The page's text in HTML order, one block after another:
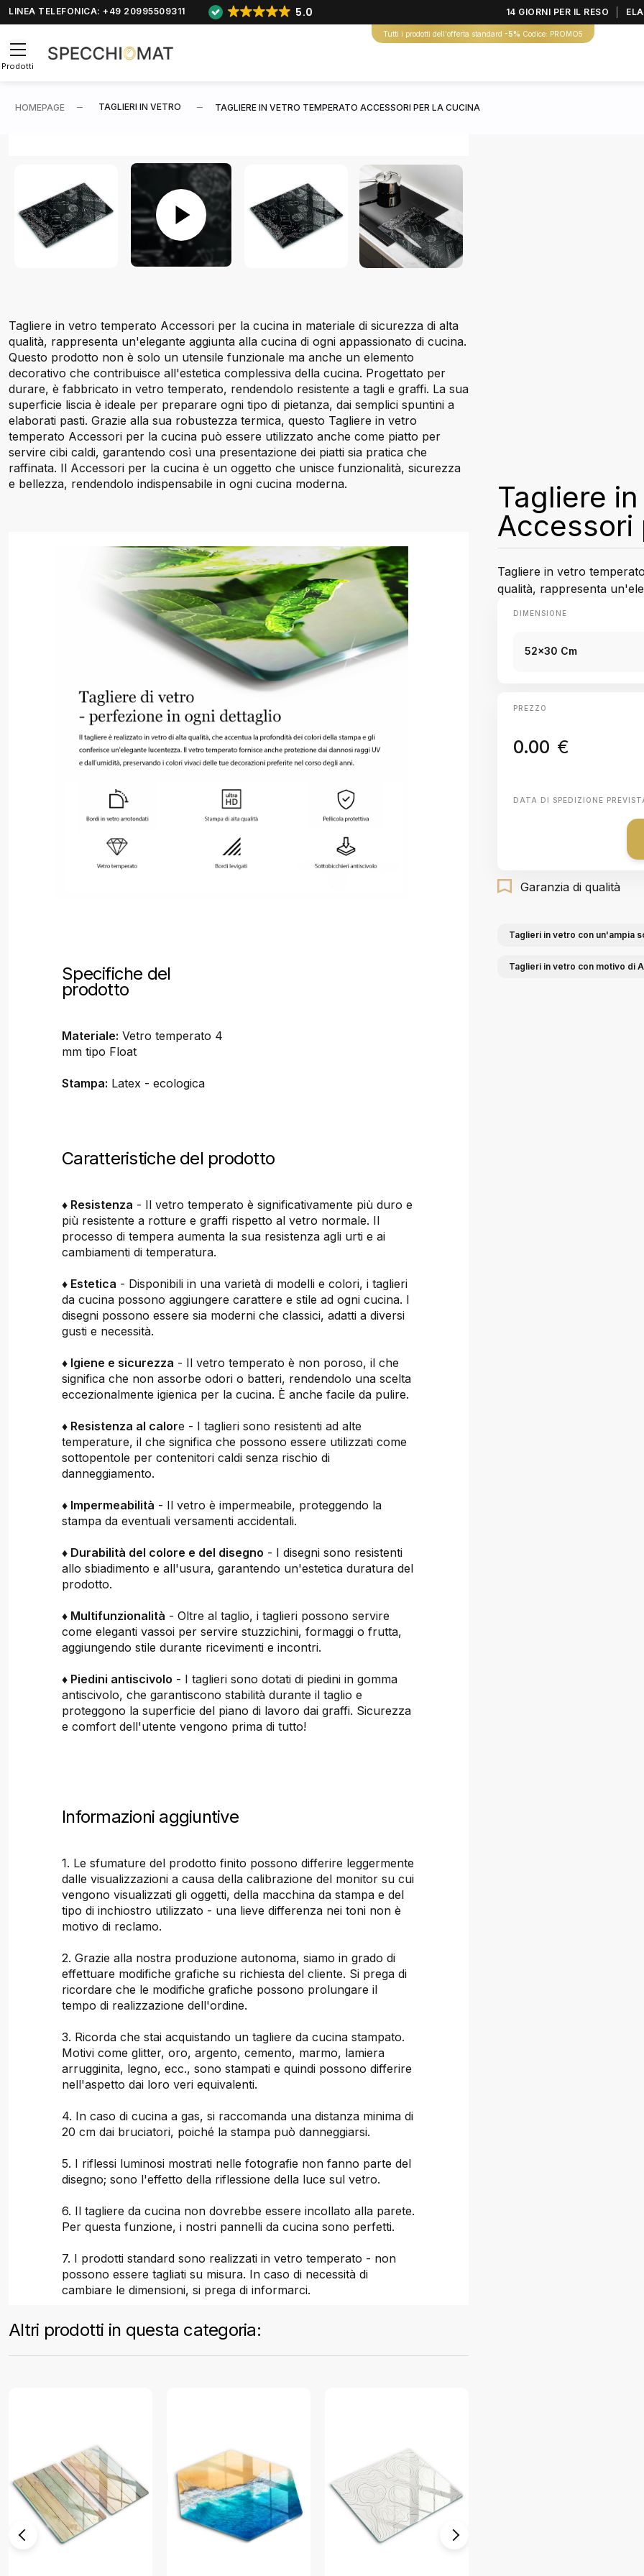
LINEA TELEFONICA: +49 20995509311 5.0 14 GIORNI PER IL RESO
Tutti i prodotti dell'offerta standard -5% Codice: PROMO5
Prodotti
HOMEPAGE TAGLIERI IN VETRO TAGLIERE IN VETRO TEMPERATO ACCESSORI PER LA CUCINA
Tagliere in vetro temperato Accessori per la cucina in materiale di sicurezza di alta
qualità, rappresenta un'elegante aggiunta alla cucina di ogni appassionato di cucina.
Questo prodotto non è solo un utensile funzionale ma anche un elemento
decorativo che contribuisce all'estetica complessiva della cucina. Progettato per
durare, è fabbricato in vetro temperato, rendendolo resistente a tagli e graffi. La sua
superficie liscia è ideale per preparare ogni tipo di pietanza, dai semplici spuntini a
elaborati pasti. Grazie alla sua robustezza termica, questo Tagliere in vetro
temperato Accessori per la cucina può essere utilizzato anche come piatto per
servire cibi caldi, garantendo così una presentazione dei piatti sia pratica che
raffinata. Il Accessori per la cucina è un oggetto che unisce funzionalità, sicurezza
e bellezza, rendendolo indispensabile in ogni cucina moderna.
Specifiche del
prodotto
Materiale: Vetro temperato 4
mm tipo Float
Stampa: Latex - ecologica
Caratteristiche del prodotto
♦ Resistenza - Il vetro temperato è significativamente più duro e
più resistente a rotture e graffi rispetto al vetro normale. Il
processo di tempera aumenta la sua resistenza agli urti e ai
cambiamenti di temperatura.
♦ Estetica - Disponibili in una varietà di modelli e colori, i taglieri
da cucina possono aggiungere carattere e stile ad ogni cucina. I
disegni possono essere sia moderni che classici, adatti a diversi
gusti e necessità.
♦ Igiene e sicurezza - Il vetro temperato è non poroso, il che
significa che non assorbe odori o batteri, rendendolo una scelta
eccezionalmente igienica per la cucina. È anche facile da pulire.
♦ Resistenza al calore - I taglieri sono resistenti ad alte
temperature, il che significa che possono essere utilizzati come
sottopentole per contenitori caldi senza rischio di
danneggiamento.
♦ Impermeabilità - Il vetro è impermeabile, proteggendo la
stampa da eventuali versamenti accidentali.
♦ Durabilità del colore e del disegno - I disegni sono resistenti
allo sbiadimento e all'usura, garantendo un'estetica duratura del
prodotto.
♦ Multifunzionalità - Oltre al taglio, i taglieri possono servire
come eleganti vassoi per servire stuzzichini, formaggi o frutta,
aggiungendo stile durante ricevimenti e incontri.
♦ Piedini antiscivolo - I taglieri sono dotati di piedini in gomma
antiscivolo, che garantiscono stabilità durante il taglio e
proteggono la superficie del piano di lavoro dai graffi. Sicurezza
e comfort dell'utente vengono prima di tutto!
Informazioni aggiuntive
1. Le sfumature del prodotto finito possono differire leggermente
dalle visualizzazioni a causa della calibrazione del monitor su cui
vengono visualizzati gli oggetti, della macchina da stampa e del
tipo di inchiostro utilizzato - una lieve differenza nei toni non è
motivo di reclamo.
2. Grazie alla nostra produzione autonoma, siamo in grado di
effettuare modifiche grafiche su richiesta del cliente. Si prega di
ricordare che le modifiche grafiche possono prolungare il
tempo di realizzazione dell'ordine.
3. Ricorda che stai acquistando un tagliere da cucina stampato.
Motivi come glitter, oro, argento, cemento, marmo, lamiera
arrugginita, legno, ecc., sono stampati e quindi possono differire
nell'aspetto dai loro veri equivalenti.
4. In caso di cucina a gas, si raccomanda una distanza minima di
20 cm dai bruciatori, poiché la stampa può danneggiarsi.
5. I riflessi luminosi mostrati nelle fotografie non fanno parte del
disegno; sono l'effetto della riflessione della luce sul vetro.
6. Il tagliere da cucina non dovrebbe essere incollato alla parete.
Per questa funzione, i nostri pannelli da cucina sono perfetti.
7. I prodotti standard sono realizzati in vetro temperato - non
possono essere tagliati su misura. In caso di necessità di
cambiare le dimensioni, si prega di informarci.
Altri prodotti in questa categoria:
Tagliere
Accessori
Tagliere in vetro
qualità, rappresenta
DIMENSIONE
52x30 Cm
PREZZO
0.00 €
DATA DI SPEDIZIONE
Garanzia di qualità
Taglieri in vetro con un'ampia
Taglieri in vetro con motivo di